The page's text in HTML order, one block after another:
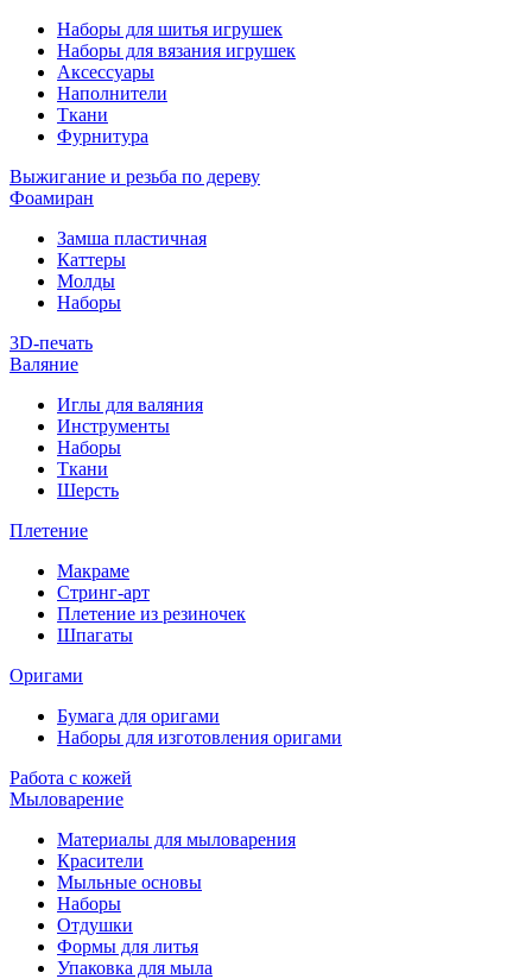
Наборы для шитья игрушек
Наборы для вязания игрушек
Аксессуары
Наполнители
Ткани
Фурнитура
Выжигание и резьба по дереву
Фоамиран
Замша пластичная
Каттеры
Молды
Наборы
3D-печать
Валяние
Иглы для валяния
Инструменты
Наборы
Ткани
Шерсть
Плетение
Макраме
Стринг-арт
Плетение из резиночек
Шпагаты
Оригами
Бумага для оригами
Наборы для изготовления оригами
Работа с кожей
Мыловарение
Материалы для мыловарения
Красители
Мыльные основы
Наборы
Отдушки
Формы для литья
Упаковка для мыла